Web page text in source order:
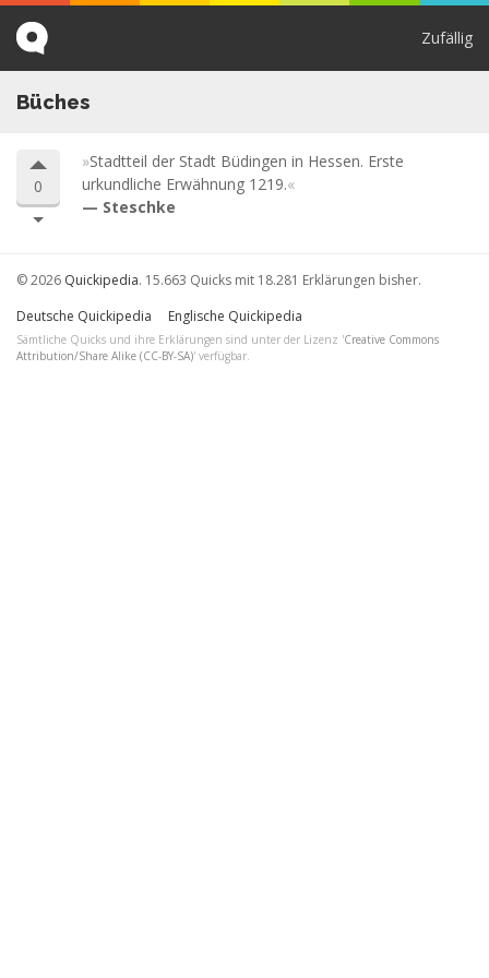
Zufällig
Büches
0
Stadtteil der Stadt Büdingen in Hessen. Erste
urkundliche Erwähnung 1219.
Steschke
© 2026 Quickipedia. 15.663 Quicks mit 18.281 Erklärungen bisher.
Deutsche Quickipedia
Englische Quickipedia
Sämtliche Quicks und ihre Erklärungen sind unter der Lizenz 'Creative Commons
Attribution/Share Alike (CC-BY-SA)' verfügbar.